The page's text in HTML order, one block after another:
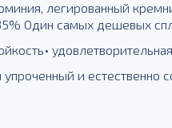
легированный
Один самых дешевых
и естественно